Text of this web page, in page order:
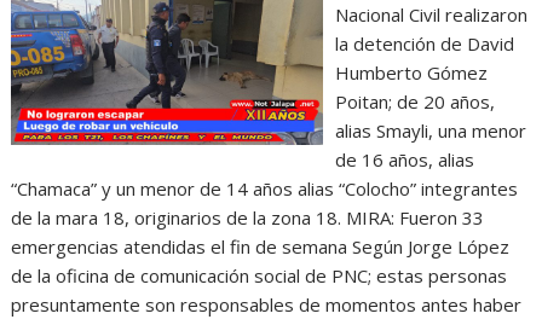
Nacional Civil realizaron
la detención de David
Humberto Gómez
Poitan; de 20 años,
alias Smayli, una menor
de 16 años, alias
“Chamaca” y un menor de 14 años alias “Colocho” integrantes
de la mara 18, originarios de la zona 18. MIRA: Fueron 33
emergencias atendidas el fin de semana Según Jorge López
de la oficina de comunicación social de PNC; estas personas
presuntamente son responsables de momentos antes haber